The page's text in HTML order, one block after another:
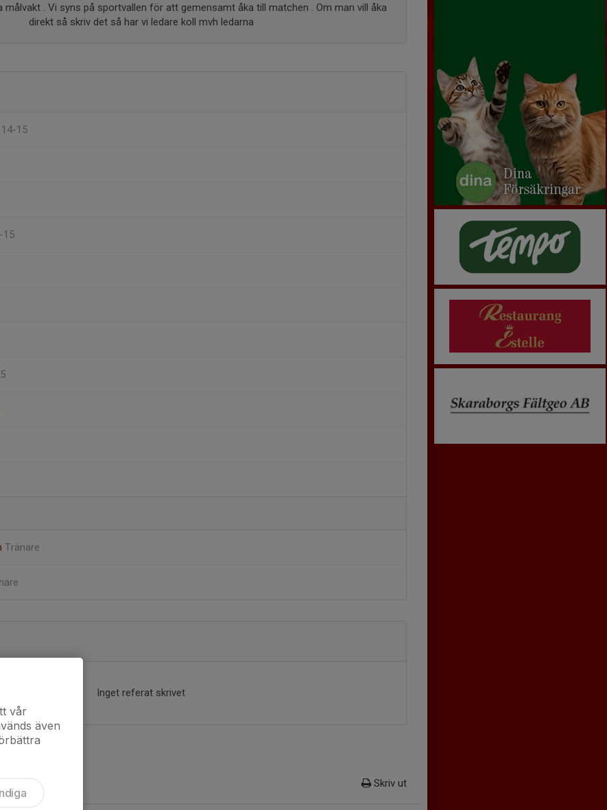
målvakt . Vi syns på sportvallen för att gemensamt åka till matchen . Om man vill åka
direkt så skriv det så har vi ledare koll mvh ledarna
14-15
15
Tränare
Inget referat skrivet
Skriv ut
vår
även